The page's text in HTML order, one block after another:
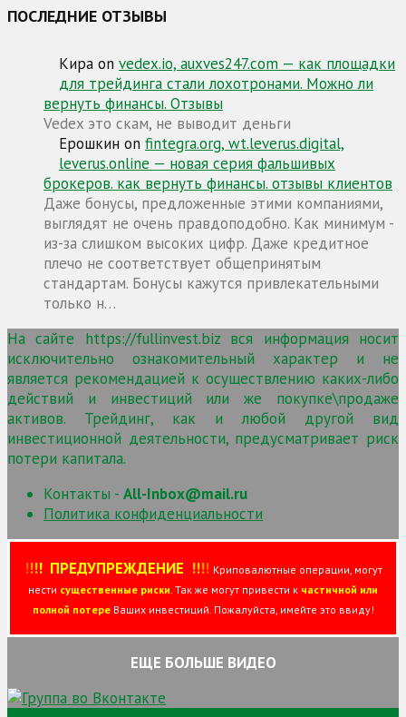
ПОСЛЕДНИЕ ОТЗЫВЫ
Кира on vedex.io, auxves247.com — как площадки
для трейдинга стали лохотронами. Можно ли
вернуть финансы. Отзывы
Vedex это скам, не выводит деньги
Ерошкин on fintegra.org, wt.leverus.digital,
leverus.online — новая серия фальшивых
брокеров. как вернуть финансы. отзывы клиентов
Даже бонусы, предложенные этими компаниями,
выглядят не очень правдоподобно. Как минимум -
из-за слишком высоких цифр. Даже кредитное
плечо не соответствует общепринятым
стандартам. Бонусы кажутся привлекательными
только н…
На сайте https://fullinvest.biz вся информация носит
исключительно ознакомительный характер и не
является рекомендацией к осуществлению каких-либо
действий и инвестиций или же покупке\продаже
активов. Трейдинг, как и любой другой вид
инвестиционной деятельности, предусматривает риск
потери капитала.
Контакты - All-Inbox@mail.ru
Политика конфиденциальности
!!!!ПРЕДУПРЕЖДЕНИЕ !!!! Криповалютные операции, могут
нести существенные риски . Так же могут привести к частичной или
полной потереВаших инвестиций. Пожалуйста, имейте это ввиду!
ЕЩЕ БОЛЬШЕ ВИДЕО